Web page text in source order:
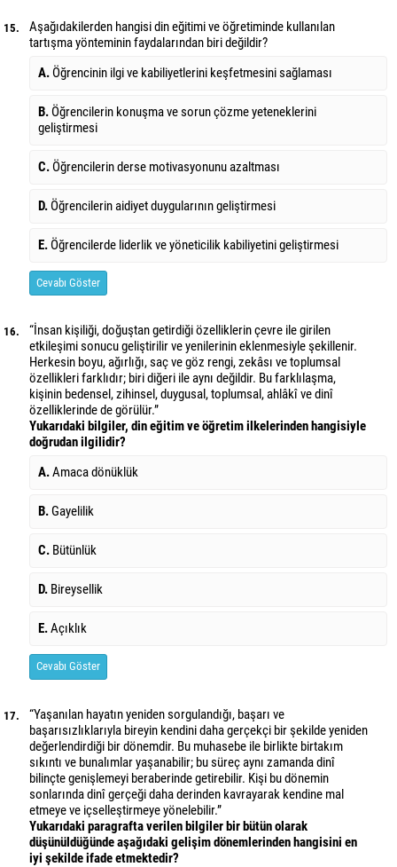
15.
Aşağıdakilerden hangisi din eğitimi ve öğretiminde kullanılan
tartışma yönteminin faydalarından biri değildir?
A. Öğrencinin ilgi ve kabiliyetlerini keşfetmesini sağlaması
B. Öğrencilerin konuşma ve sorun çözme yeteneklerini
geliştirmesi
C. Öğrencilerin derse motivasyonunu azaltması
D. Öğrencilerin aidiyet duygularının geliştirmesi
E. Öğrencilerde liderlik ve yöneticilik kabiliyetini geliştirmesi
Cevabı Göster
16.
“İnsan kişiliği, doğuştan getirdiği özelliklerin çevre ile girilen
etkileşimi sonucu geliştirilir ve yenilerinin eklenmesiyle şekillenir.
Herkesin boyu, ağırlığı, saç ve göz rengi, zekâsı ve toplumsal
özellikleri farklıdır; biri diğeri ile aynı değildir. Bu farklılaşma,
kişinin bedensel, zihinsel, duygusal, toplumsal, ahlâkî ve dinî
özelliklerinde de görülür.”
Yukarıdaki bilgiler, din eğitim ve öğretim ilkelerinden hangisiyle
doğrudan ilgilidir?
A.Amaca dönüklük
B.Gayelilik
C. Bütünlük
D. Bireysellik
E.Açıklık
Cevabı Göster
17.
“Yaşanılan hayatın yeniden sorgulandığı, başarı ve
başarısızlıklarıyla bireyin kendini daha gerçekçi bir şekilde yeniden
değerlendirdiği bir dönemdir. Bu muhasebe ile birlikte birtakım
sıkıntı ve bunalımlar yaşanabilir; bu süreç aynı zamanda dinî
bilinçte genişlemeyi beraberinde getirebilir. Kişi bu dönemin
sonlarında dinî gerçeği daha derinden kavrayarak kendine mal
etmeye ve içselleştirmeye yönelebilir.”
Yukarıdaki paragrafta verilen bilgiler bir bütün olarak
düşünüldüğünde aşağıdaki gelişim dönemlerinden hangisini en
iyi şekilde ifade etmektedir?